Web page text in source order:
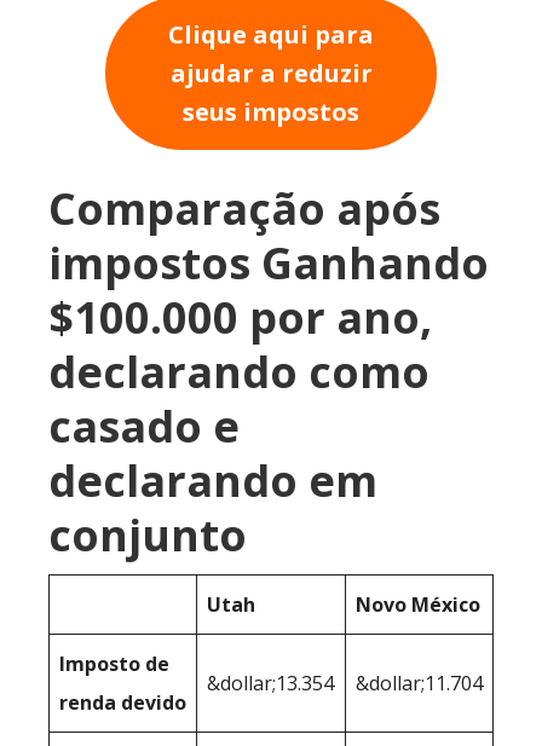
Clique aqui para
ajudar a reduzir
seus impostos
Comparação após
impostos Ganhando
$100.000 por ano,
declarando como
casado e
declarando em
conjunto
Utah Novo México
Imposto de
renda devido
&dollar;13.354 &dollar;11.704